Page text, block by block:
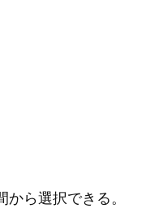
ら選択できる。